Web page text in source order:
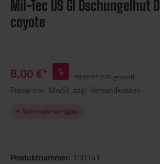
Mil-Tec US GI Dschungelhut
coyote
8,00 €* % 10,00 €* (20% gespart)
Preise inkl. MwSt. zzgl. Versandkosten
Nicht mehr verfügbar
Produktnummer: 100141